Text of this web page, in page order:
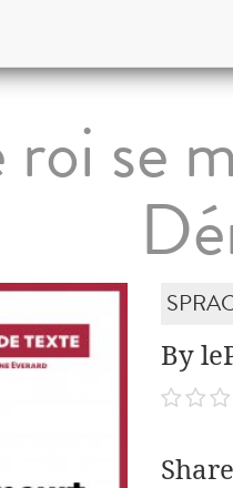
roi se
By